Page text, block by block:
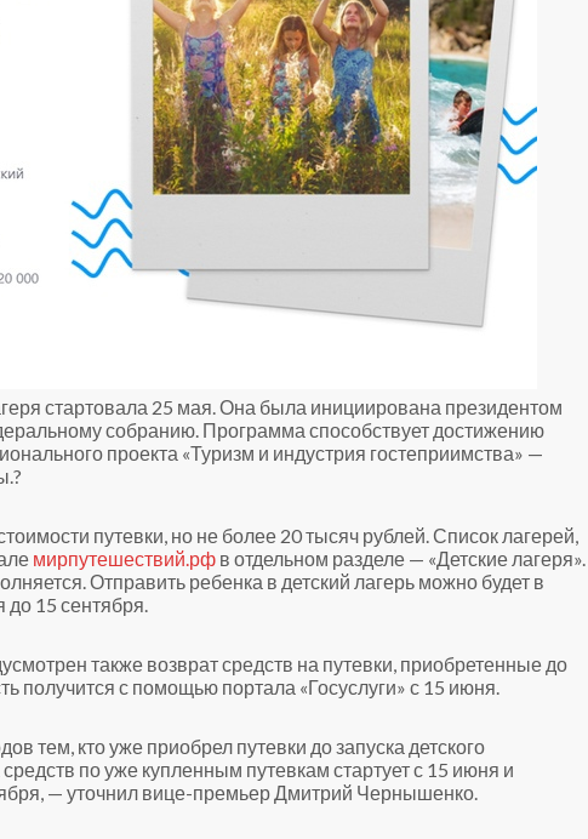
стартовала 25 мая. Она была инициирована президентом
собранию. Программа способствует достижению
проекта «Туризм и индустрия гостеприимства» —
путевки, но не более 20 тысяч рублей. Список лагерей,
мирпутешествий.рф в отдельном разделе — «Детские лагеря».
Отправить ребенка в детский лагерь можно будет в
до 15 сентября.
также возврат средств на путевки, приобретенные до
получится с помощью портала «Госуслуги» с 15 июня.
тем, кто уже приобрел путевки до запуска детского
по уже купленным путевкам стартует с 15 июня и
— уточнил вице-премьер Дмитрий Чернышенко.